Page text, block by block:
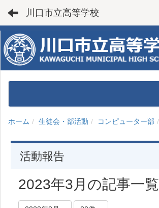
川口市立高等学校
ホーム 生徒会・部活動 コンピューター部
活動報告
2023年3月の記事一覧